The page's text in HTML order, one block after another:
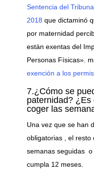
Sentencia del
2018 que dictaminó
por maternidad
están exentas del
Personas Físicas».
exención a los
7.¿Cómo se
paternidad? ¿Es
coger las
Una vez que se han
obligatorias , el resto
semanas seguidas
cumpla 12 meses.